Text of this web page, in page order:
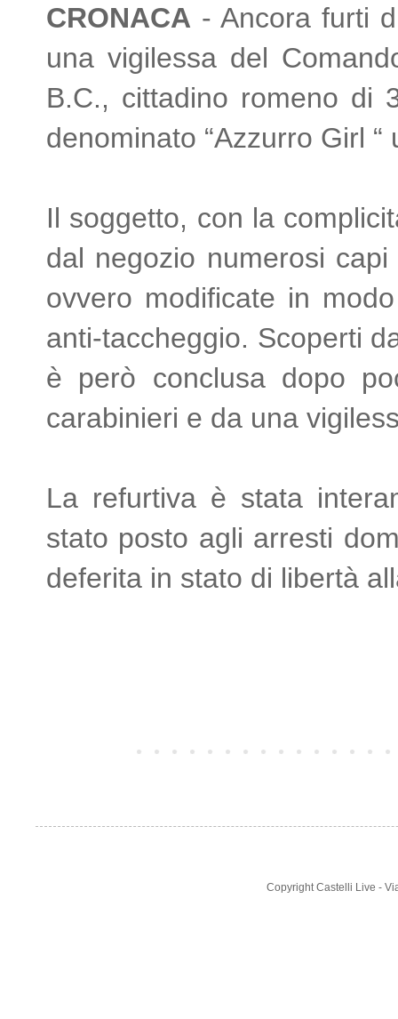
CRONACA - Ancora furti
una vigilessa del
B.C., cittadino romeno di
denominato “Azzurro Girl
Il soggetto, con la
dal negozio numerosi
ovvero modificate in
anti-taccheggio. Scoperti
è però conclusa dopo
carabinieri e da una
La refurtiva è stata
stato posto agli arresti
deferita in stato di libertà
Copyright Castelli Live -